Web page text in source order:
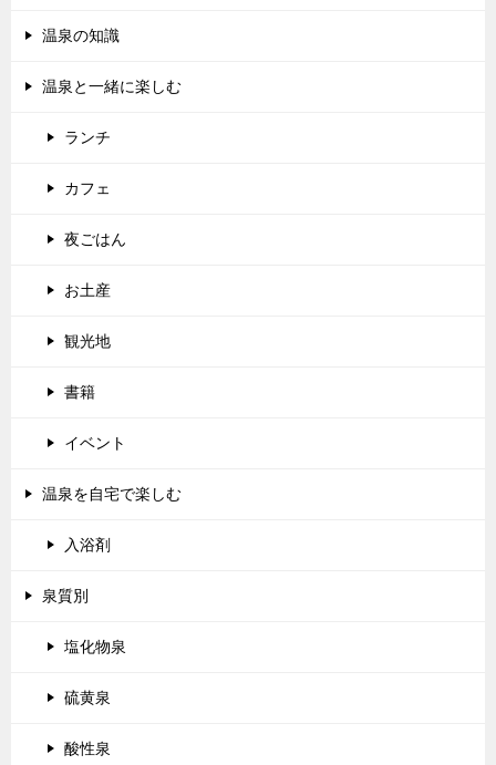
温泉の知識
温泉と一緒に楽しむ
ランチ
カフェ
夜ごはん
お土産
観光地
書籍
イベント
温泉を自宅で楽しむ
入浴剤
泉質別
塩化物泉
硫黄泉
酸性泉